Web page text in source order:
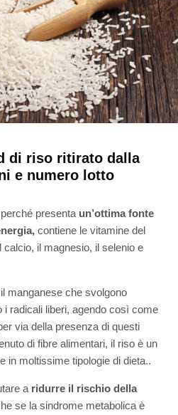
di riso ritirato dalla
e numero lotto
presenta un’ottima fonte
contiene le vitamine del
il magnesio, il selenio e
manganese che svolgono
i radicali liberi, agendo così come
er via della presenza di questi
di fibre alimentari, il riso è un
in moltissime tipologie di dieta..
a ridurre il rischio della
se la sindrome metabolica è